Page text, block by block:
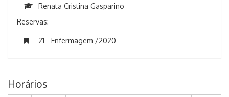
Renata Cristina Gasparino
Reservas:
21 - Enfermagem /2020
Horários